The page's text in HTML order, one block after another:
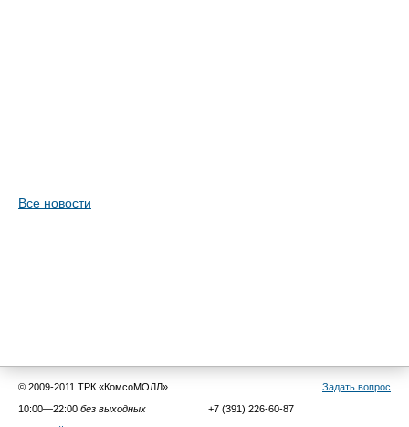
Все новости
© 2009-2011 ТРК «КомсоМОЛЛ»
Задать вопрос
10:00—22:00 без выходных
+7 (391) 226-60-87